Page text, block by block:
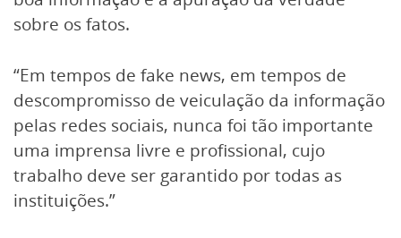
sobre os fatos.
“Em tempos de fake news, em tempos de
descompromisso de veiculação da informação
pelas redes sociais, nunca foi tão importante
uma imprensa livre e profissional, cujo
trabalho deve ser garantido por todas as
instituições.”